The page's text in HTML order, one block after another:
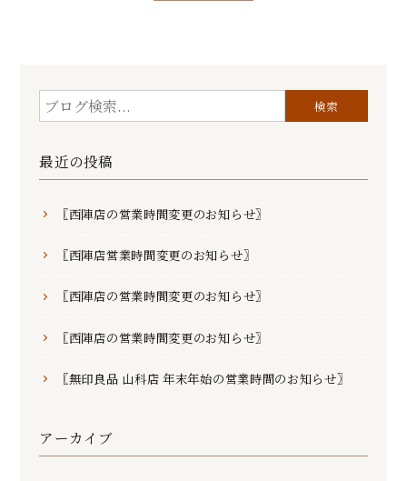
最近の投稿
〖西陣店の営業時間変更のお知らせ〗
〖西陣店営業時間変更のお知らせ〗
〖西陣店の営業時間変更のお知らせ〗
〖西陣店の営業時間変更のお知らせ〗
〖無印良品 山科店 年末年始の営業時間のお知らせ〗
アーカイブ